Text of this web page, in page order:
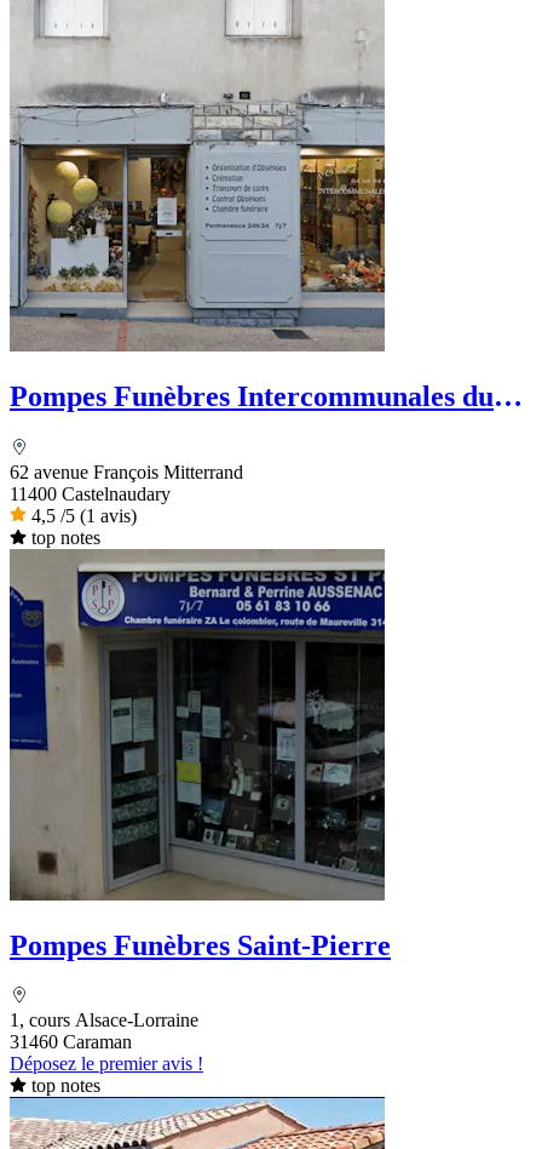
Pompes Funèbres Intercommunales du
62 avenue François Mitterrand
11400 Castelnaudary
4,5 /5 (1 avis)
top notes
Pompes Funèbres Saint-Pierre
1, cours Alsace-Lorraine
31460 Caraman
Déposez le premier avis !
top notes